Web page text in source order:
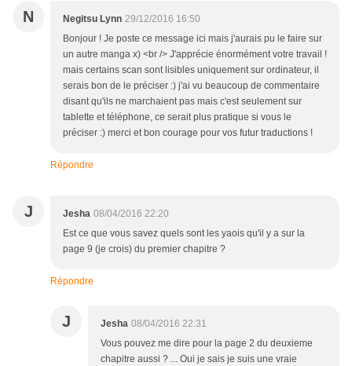
N Negitsu Lynn 29/12/2016 16:50
Bonjour ! Je poste ce message ici mais j'aurais pu le faire sur
un autre manga x) <br /> J'apprécie énormément votre travail !
mais certains scan sont lisibles uniquement sur ordinateur, il
serais bon de le préciser :) j'ai vu beaucoup de commentaire
disant qu'ils ne marchaient pas mais c'est seulement sur
tablette et téléphone, ce serait plus pratique si vous le
préciser :) merci et bon courage pour vos futur traductions !
Répondre
J Jesha 08/04/2016 22:20
Est ce que vous savez quels sont les yaois qu'il y a sur la
page 9 (je crois) du premier chapitre ?
Répondre
J Jesha 08/04/2016 22:31
Vous pouvez me dire pour la page 2 du deuxieme
chapitre aussi ? ... Oui je sais je suis une vraie